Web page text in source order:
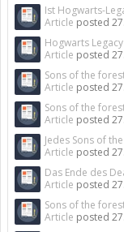
Ist Hogwarts-
Article posted
Hogwarts
Article posted
Sons of the
Article posted
Sons of the
Article posted
Jedes Sons of
Article posted
Das Ende des
Article posted
Sons of the
Article posted